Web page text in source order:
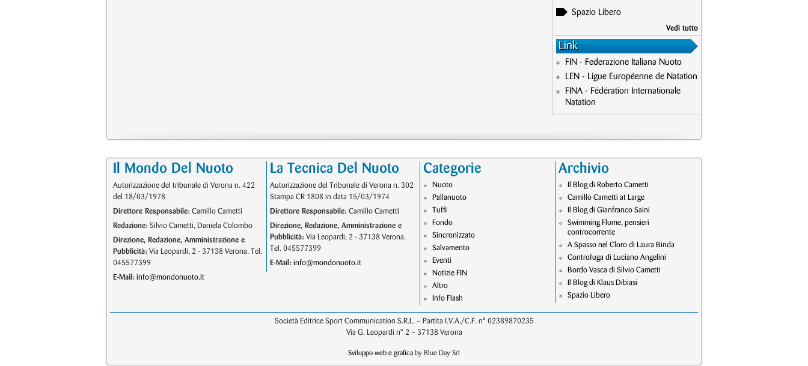
Spazio Libero
Vedi tutto
Link
FIN - Federazione Italiana Nuoto
LEN - Ligue Européenne de Natation
FINA - Fédération Internationale
Natation
Il Mondo Del Nuoto
Autorizzazione del tribunale di Verona n. 422
del 18/03/1978
Direttore Responsabile: Camillo Cametti
Redazione: Silvio Cametti, Daniela Colombo
Direzione, Redazione, Amministrazione e
Pubblicità: Via Leopardi, 2 - 37138 Verona. Tel.
045577399
E-Mail: info@mondonuoto.it
La Tecnica Del Nuoto
Autorizzazione del Tribunale di Verona n. 302
Stampa CR 1808 in data 15/03/1974
Direttore Responsabile: Camillo Cametti
Direzione, Redazione, Amministrazione e
Pubblicità: Via Leopardi, 2 - 37138 Verona.
Tel. 045577399
E-Mail: info@mondonuoto.it
Categorie
Nuoto
Pallanuoto
Tuffi
Fondo
Sincronizzato
Salvamento
Eventi
Notizie FIN
Altro
Info Flash
Archivio
Il Blog di Roberto Cametti
Camillo Cametti at Large
Il Blog di Gianfranco Saini
Swimming Flume, pensieri
controcorrente
A Spasso nel Cloro di Laura Binda
Controfuga di Luciano Angelini
Bordo Vasca di Silvio Cametti
Il Blog di Klaus Dibiasi
Spazio Libero
Società Editrice Sport Communication S.R.L. – Partita I.V.A./C.F. n° 02389870235
Via G. Leopardi n° 2 – 37138 Verona
Sviluppo web e grafica by Blue Day Srl